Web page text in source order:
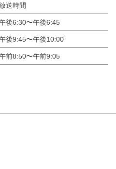
放送時間
後6:30〜午後6:45
後9:45〜午後10:00
前8:50〜午前9:05